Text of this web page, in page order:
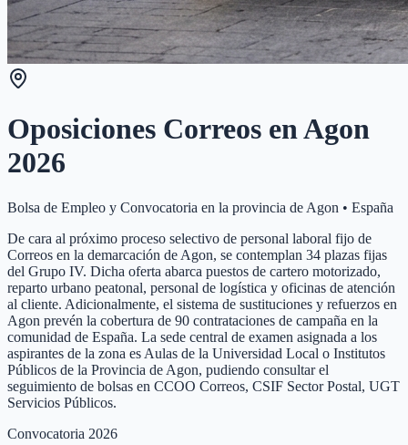
Oposiciones Correos enAgon
2026
Bolsa de Empleo y Convocatoria en la provincia de Agon • España
De cara al próximo proceso selectivo de personal laboral fijo de
Correos en la demarcación de Agon, se contemplan 34 plazas fijas
del Grupo IV. Dicha oferta abarca puestos de cartero motorizado,
reparto urbano peatonal, personal de logística y oficinas de atención
al cliente. Adicionalmente, el sistema de sustituciones y refuerzos en
Agon prevén la cobertura de 90 contrataciones de campaña en la
comunidad de España. La sede central de examen asignada a los
aspirantes de la zona es Aulas de la Universidad Local o Institutos
Públicos de la Provincia de Agon, pudiendo consultar el
seguimiento de bolsas en CCOO Correos, CSIF Sector Postal, UGT
Servicios Públicos.
Convocatoria 2026